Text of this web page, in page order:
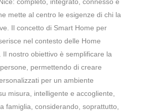
mette al centro le esigenze di chi la
Il concetto di Smart Home per
nel contesto delle Home
Il nostro obiettivo è semplificare la
permettendo di creare
per un ambiente
misura, intelligente e accogliente,
famiglia, considerando, soprattutto,